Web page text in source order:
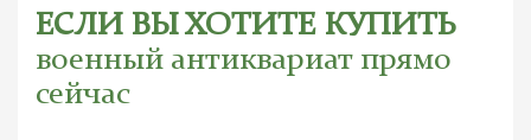
ЕСЛИ ВЫ ХОТИТЕ КУПИТЬ
военный антиквариат прямо
сейчас